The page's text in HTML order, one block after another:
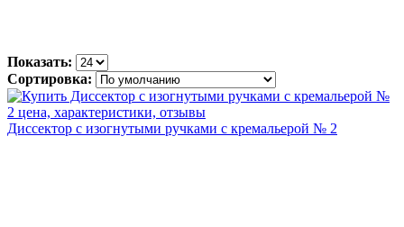
Показать:
Сортировка:
Диссектор с изогнутыми ручками с кремальерой № 2